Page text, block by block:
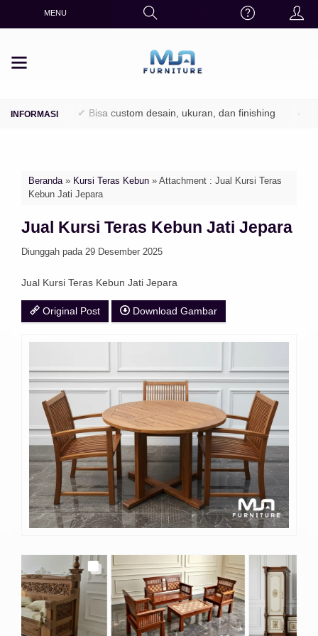
MENU
Perhutani) ✔ Bisa custom desain, ukuran, dan finishing
Beranda» Kursi Teras Kebun » Attachment : Jual Kursi Teras
Kebun Jati Jepara
Jual Kursi Teras Kebun Jati Jepara
Diunggah pada 29 Desember 2025
Jual Kursi Teras Kebun Jati Jepara
Original Post Download Gambar